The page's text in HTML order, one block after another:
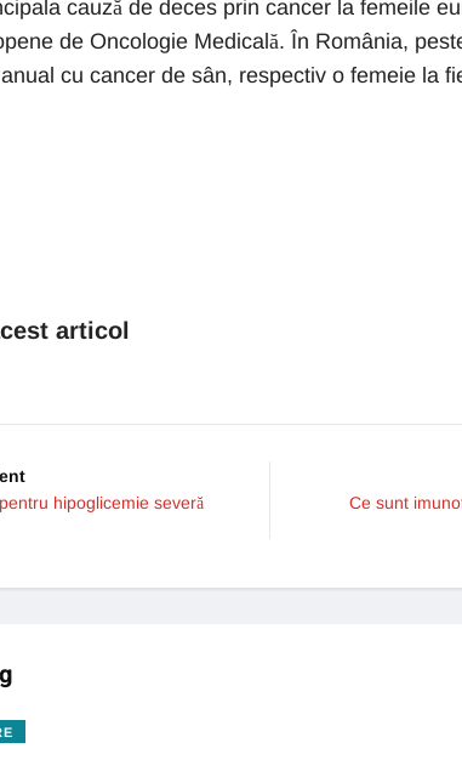
cauză de deces prin cancer la femeile
de Oncologie Medicală. În România,
cu cancer de sân, respectiv o femeie la
articol
hipoglicemie severă
Ce sunt